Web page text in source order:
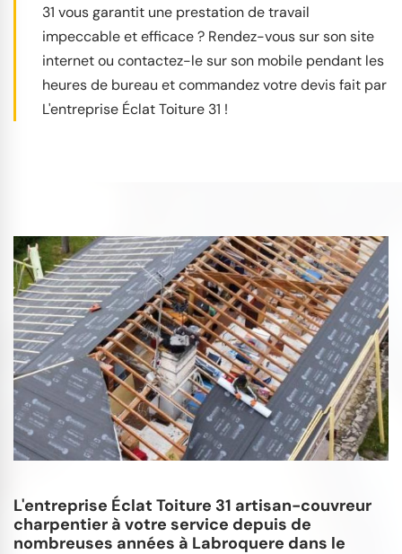
31 vous garantit une prestation de travail
impeccable et efficace ? Rendez-vous sur son site
internet ou contactez-le sur son mobile pendant les
heures de bureau et commandez votre devis fait par
L'entreprise Éclat Toiture 31 !
L'entreprise Éclat Toiture 31 artisan-couvreur
charpentier à votre service depuis de
nombreuses années à Labroquere dans le